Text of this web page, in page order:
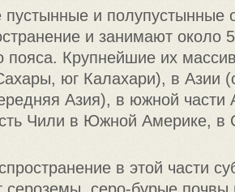
пустынные и полупустынные
и занимают около
пояса. Крупнейшие их
юг Калахари), в Азии
Азия), в южной части
Чили в Южной Америке, в
в этой части